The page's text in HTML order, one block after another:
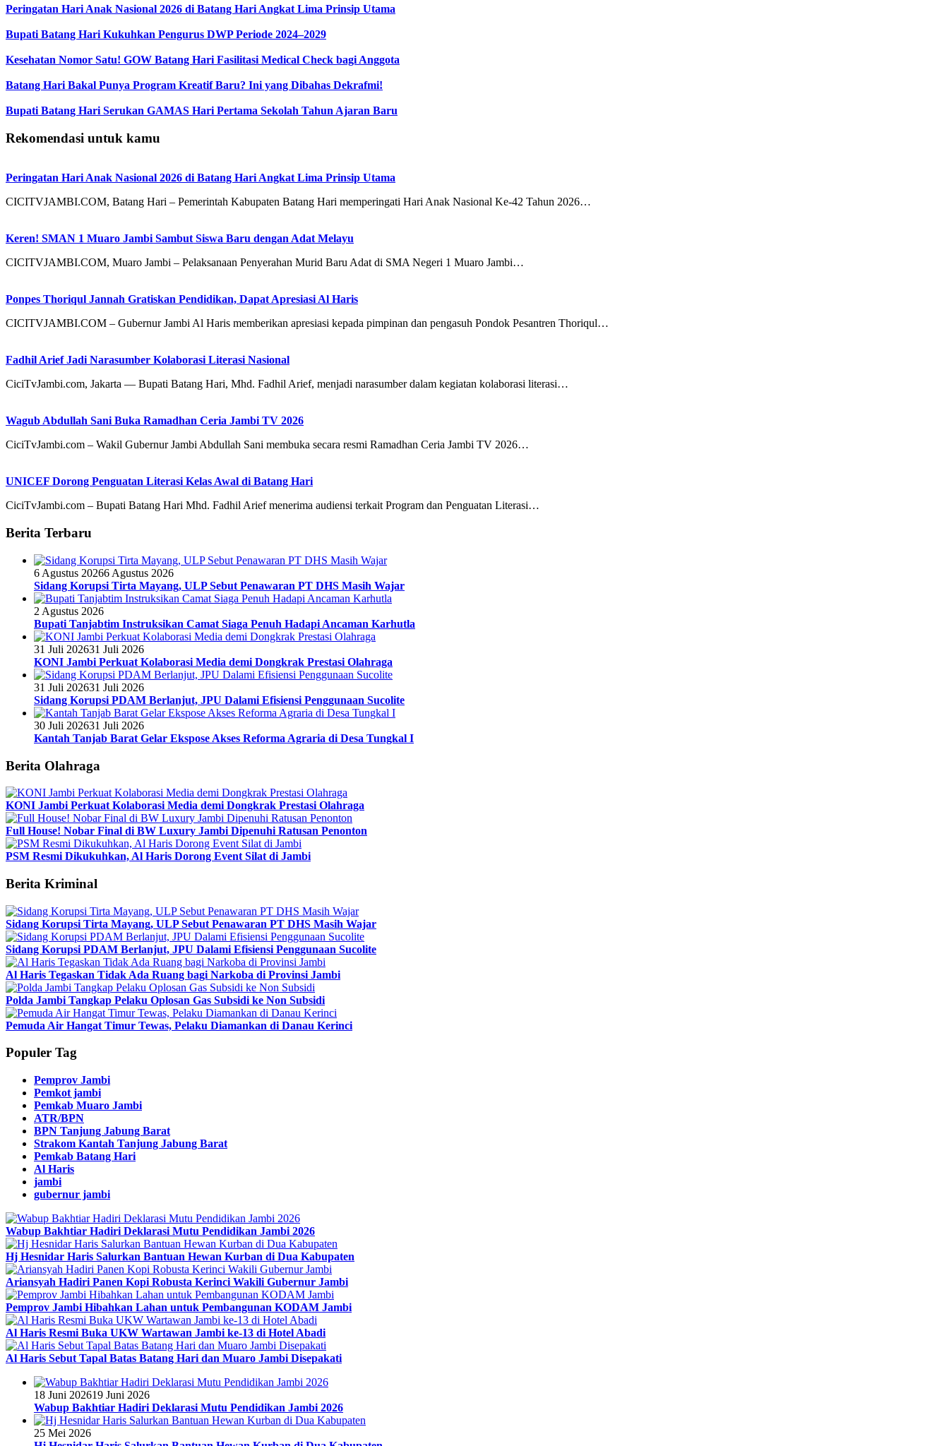
Peringatan Hari Anak Nasional 2026 di Batang Hari Angkat Lima Prinsip Utama
Bupati Batang Hari Kukuhkan Pengurus DWP Periode 2024–2029
Kesehatan Nomor Satu! GOW Batang Hari Fasilitasi Medical Check bagi Anggota
Batang Hari Bakal Punya Program Kreatif Baru? Ini yang Dibahas Dekrafmi!
Bupati Batang Hari Serukan GAMAS Hari Pertama Sekolah Tahun Ajaran Baru
Rekomendasi untuk kamu
Peringatan Hari Anak Nasional 2026 di Batang Hari Angkat Lima Prinsip Utama
CICITVJAMBI.COM, Batang Hari – Pemerintah Kabupaten Batang Hari memperingati Hari Anak Nasional Ke-42 Tahun 2026…
Keren! SMAN 1 Muaro Jambi Sambut Siswa Baru dengan Adat Melayu
CICITVJAMBI.COM, Muaro Jambi – Pelaksanaan Penyerahan Murid Baru Adat di SMA Negeri 1 Muaro Jambi…
Ponpes Thoriqul Jannah Gratiskan Pendidikan, Dapat Apresiasi Al Haris
CICITVJAMBI.COM – Gubernur Jambi Al Haris memberikan apresiasi kepada pimpinan dan pengasuh Pondok Pesantren Thoriqul…
Fadhil Arief Jadi Narasumber Kolaborasi Literasi Nasional
CiciTvJambi.com, Jakarta — Bupati Batang Hari, Mhd. Fadhil Arief, menjadi narasumber dalam kegiatan kolaborasi literasi…
Wagub Abdullah Sani Buka Ramadhan Ceria Jambi TV 2026
CiciTvJambi.com – Wakil Gubernur Jambi Abdullah Sani membuka secara resmi Ramadhan Ceria Jambi TV 2026…
UNICEF Dorong Penguatan Literasi Kelas Awal di Batang Hari
CiciTvJambi.com – Bupati Batang Hari Mhd. Fadhil Arief menerima audiensi terkait Program dan Penguatan Literasi…
Berita Terbaru
6 Agustus 20266 Agustus 2026
Sidang Korupsi Tirta Mayang, ULP Sebut Penawaran PT DHS Masih Wajar
2 Agustus 2026
Bupati Tanjabtim Instruksikan Camat Siaga Penuh Hadapi Ancaman Karhutla
31 Juli 202631 Juli 2026
KONI Jambi Perkuat Kolaborasi Media demi Dongkrak Prestasi Olahraga
31 Juli 202631 Juli 2026
Sidang Korupsi PDAM Berlanjut, JPU Dalami Efisiensi Penggunaan Sucolite
30 Juli 202631 Juli 2026
Kantah Tanjab Barat Gelar Ekspose Akses Reforma Agraria di Desa Tungkal I
Berita Olahraga
KONI Jambi Perkuat Kolaborasi Media demi Dongkrak Prestasi Olahraga
Full House! Nobar Final di BW Luxury Jambi Dipenuhi Ratusan Penonton
PSM Resmi Dikukuhkan, Al Haris Dorong Event Silat di Jambi
Berita Kriminal
Sidang Korupsi Tirta Mayang, ULP Sebut Penawaran PT DHS Masih Wajar
Sidang Korupsi PDAM Berlanjut, JPU Dalami Efisiensi Penggunaan Sucolite
Al Haris Tegaskan Tidak Ada Ruang bagi Narkoba di Provinsi Jambi
Polda Jambi Tangkap Pelaku Oplosan Gas Subsidi ke Non Subsidi
Pemuda Air Hangat Timur Tewas, Pelaku Diamankan di Danau Kerinci
Populer Tag
Pemprov Jambi
Pemkot jambi
Pemkab Muaro Jambi
ATR/BPN
BPN Tanjung Jabung Barat
Strakom Kantah Tanjung Jabung Barat
Pemkab Batang Hari
Al Haris
jambi
gubernur jambi
Wabup Bakhtiar Hadiri Deklarasi Mutu Pendidikan Jambi 2026
Hj Hesnidar Haris Salurkan Bantuan Hewan Kurban di Dua Kabupaten
Ariansyah Hadiri Panen Kopi Robusta Kerinci Wakili Gubernur Jambi
Pemprov Jambi Hibahkan Lahan untuk Pembangunan KODAM Jambi
Al Haris Resmi Buka UKW Wartawan Jambi ke-13 di Hotel Abadi
Al Haris Sebut Tapal Batas Batang Hari dan Muaro Jambi Disepakati
18 Juni 202619 Juni 2026
Wabup Bakhtiar Hadiri Deklarasi Mutu Pendidikan Jambi 2026
25 Mei 2026